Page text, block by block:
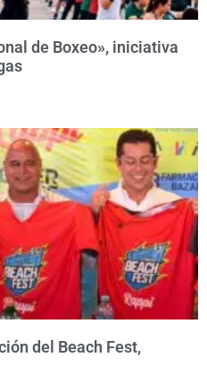
de Boxeo», iniciativa
del Beach Fest,